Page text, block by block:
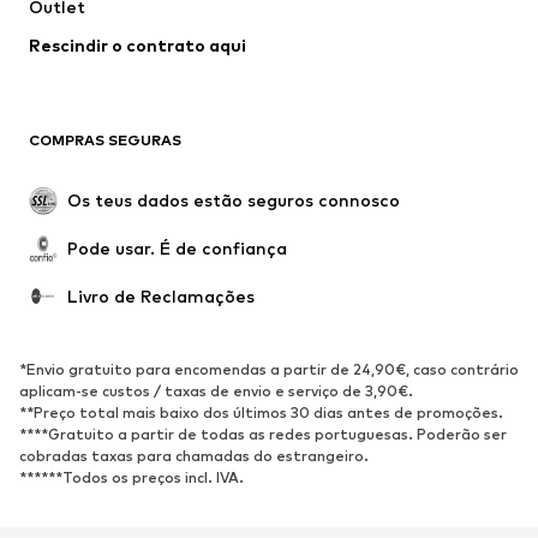
Sobretudos
Roupa de banho
Ocasiões
Upcycling
SAPATOS
Novidades
altos
Sandálias
Sapatos baixos
Sapatilhas de desporto
Sabrinas
Sapatos abertos
Outlet
Rescindir o contrato aqui
COMPRAS SEGURAS
Os teus dados estão seguros connosco
Pode usar. É de confiança
Livro de Reclamações
*Envio gratuito para encomendas a partir de 24,90€, caso contrário
aplicam-se custos / taxas de envio e serviço de 3,90€.
**Preço total mais baixo dos últimos 30 dias antes de promoções.
****Gratuito a partir de todas as redes portuguesas. Poderão ser
cobradas taxas para chamadas do estrangeiro.
******Todos os preços incl. IVA.